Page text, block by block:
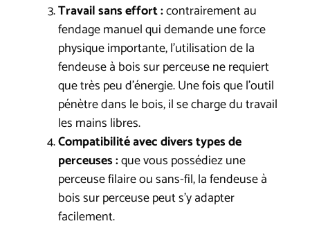
Travail sans effort :contrairement au
fendage manuel qui demande une force
physique importante, l’utilisation de la
fendeuse à bois sur perceuse ne requiert
que très peu d’énergie. Une fois que l’outil
pénètre dans le bois, il se charge du travail
les mains libres.
Compatibilité avec divers types de
perceuses :que vous possédiez une
perceuse filaire ou sans-fil, la fendeuse à
bois sur perceuse peut s’y adapter
facilement.